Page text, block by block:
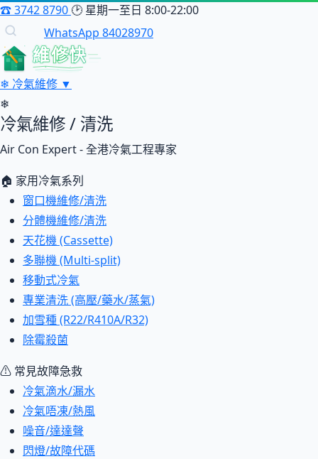
☎3742 8790 🕑 星期一至日 8:00-22:00
WhatsApp 84028970
維修快
❄ 冷氣維修 ▼
❄
冷氣維修 / 清洗
Air Con Expert - 全港冷氣工程專家
🏠 家用冷氣系列
窗口機維修/清洗
分體機維修/清洗
天花機 (Cassette)
多聯機 (Multi-split)
移動式冷氣
專業清洗 (高壓/藥水/蒸氣)
加雪種 (R22/R410A/R32)
除霉殺菌
⚠ 常見故障急救
冷氣滴水/漏水
冷氣唔凍/熱風
噪音/達達聲
閃燈/故障代碼